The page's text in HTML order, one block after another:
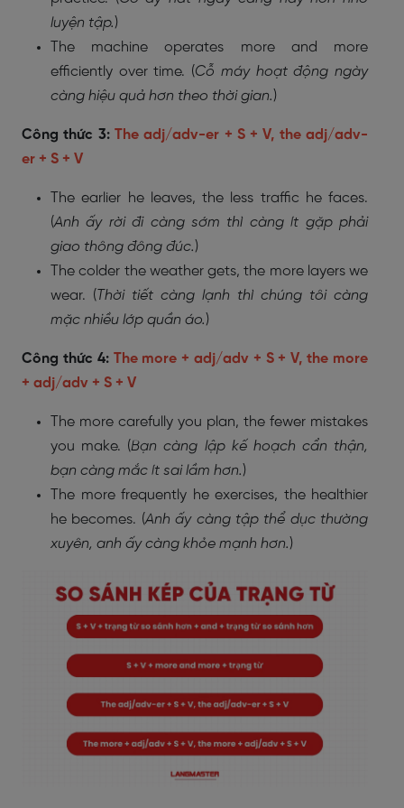
luyện tập.)
The machine operates more and more
efficiently over time. (Cỗ máy hoạt động ngày
càng hiệu quả hơn theo thời gian.)
Công thức 3: The adj/adv-er + S + V, the adj/adv-
er + S + V
The earlier he leaves, the less traffic he faces.
(Anh ấy rời đi càng sớm thì càng ít gặp phải
giao thông đông đúc.)
The colder the weather gets, the more layers we
wear. ( Thời tiết càng lạnh thì chúng tôi càng
mặc nhiều lớp quần áo.)
Công thức 4: The more + adj/adv + S + V, the more
+ adj/adv + S + V
The more carefully you plan, the fewer mistakes
you make. (Bạn càng lập kế hoạch cẩn thận,
bạn càng mắc ít sai lầm hơn.)
The more frequently he exercises, the healthier
he becomes. (Anh ấy càng tập thể dục thường
xuyên, anh ấy càng khỏe mạnh hơn.)